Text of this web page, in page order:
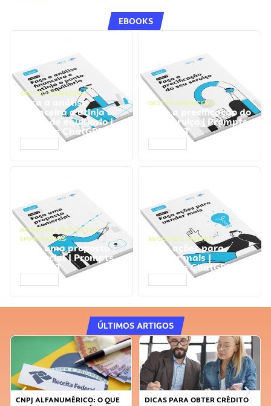
EBOOKS
GESTÃO FINANCEIRA
Faça a análise
financeira e atinja o
ponto de equilíbrio |
Prompts ChatGPT
GESTÃO FINANCEIRA
Faça a precificação do
seu serviço | Prompts
ChatGPT
NEGÓCIOS, PROCESSOS
EMPRESARIAIS
Faça uma proposta
comercial | Prompts
ChatGPT
NEGÓCIOS, VENDAS
Faça ações para
vender mais |
Prompts ChatGPT
ÚLTIMOS ARTIGOS
DICAS PARA OBTER CRÉDITO
FAÇA A DIFERENÇA: SEJA